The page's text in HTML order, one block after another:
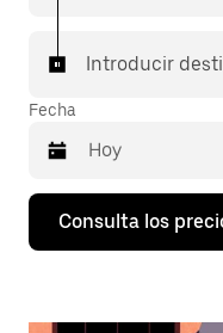
Introducir
Fecha
Pulsa
flecha
Consulta los